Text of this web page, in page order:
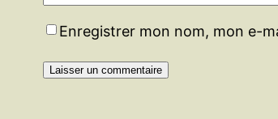
Enregistrer mon nom, mon e-